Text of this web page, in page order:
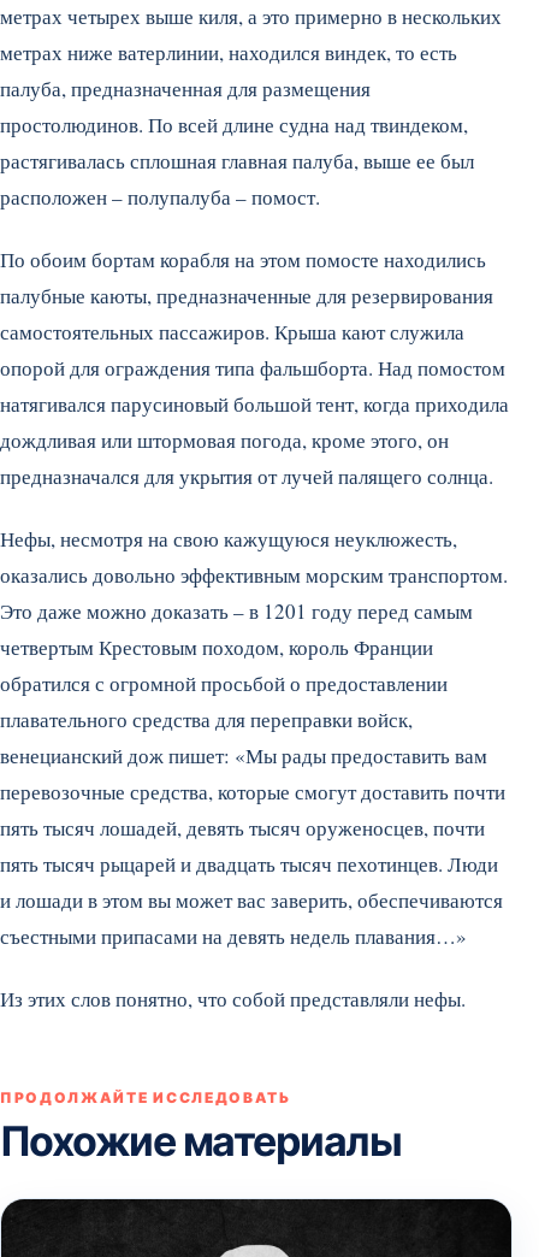
метрах четырех выше киля, а это примерно в нескольких
метрах ниже ватерлинии, находился виндек, то есть
палуба, предназначенная для размещения
простолюдинов. По всей длине судна над твиндеком,
растягивалась сплошная главная палуба, выше ее был
расположен – полупалуба – помост.
По обоим бортам корабля на этом помосте находились
палубные каюты, предназначенные для резервирования
самостоятельных пассажиров. Крыша кают служила
опорой для ограждения типа фальшборта. Над помостом
натягивался парусиновый большой тент, когда приходила
дождливая или штормовая погода, кроме этого, он
предназначался для укрытия от лучей палящего солнца.
Нефы, несмотря на свою кажущуюся неуклюжесть,
оказались довольно эффективным морским транспортом.
Это даже можно доказать – в 1201 году перед самым
четвертым Крестовым походом, король Франции
обратился с огромной просьбой о предоставлении
плавательного средства для переправки войск,
венецианский дож пишет: «Мы рады предоставить вам
перевозочные средства, которые смогут доставить почти
пять тысяч лошадей, девять тысяч оруженосцев, почти
пять тысяч рыцарей и двадцать тысяч пехотинцев. Люди
и лошади в этом вы может вас заверить, обеспечиваются
съестными припасами на девять недель плавания…»
Из этих слов понятно, что собой представляли нефы.
ПРОДОЛЖАЙТЕ ИССЛЕДОВАТЬ
Похожие материалы